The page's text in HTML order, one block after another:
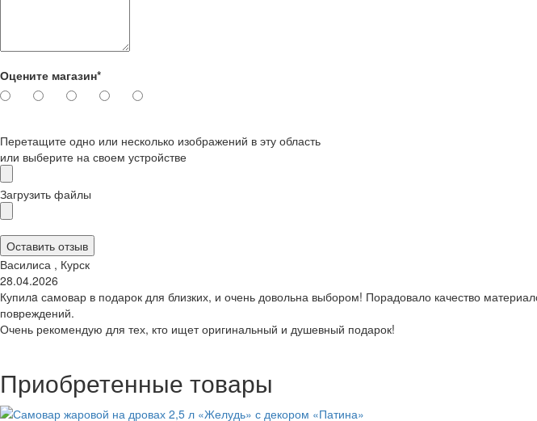
Оцените магазин*
Перетащите одно или несколько изображений в эту область
или выберите на своем устройстве
Загрузить файлы
Оставить отзыв
Василиса , Курск
28.04.2026
Купилa самовар в подарок для близких, и очень довольна выбором! Порадовало качество
повреждений.
Очень рекомендую для тех, кто ищет оригинальный и душевный подарок!
Приобретенные товары